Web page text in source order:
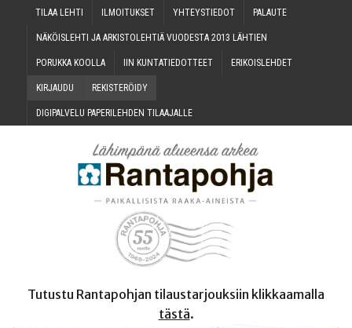
TILAA LEH­TI ILMOI­TUK­SET YHTEYS­TIE­DOT PALAU­TE
NÄKÖIS­LEH­TI JA ARKIS­TO­LEH­TIÄ VUO­DES­TA 2013 LÄHTIEN
PORUK­KA KOOLLA IIN KUN­TA­TIE­DOT­TEET ERI­KOIS­LEH­DET
KIR­JAU­DU REKIS­TE­RÖI­DY
DIGI­PAL­VE­LU PAPE­RI­LEH­DEN TILAAJALLE
Tutustu Rantapohjan tilaustarjouksiin klikkaamalla
tästä.